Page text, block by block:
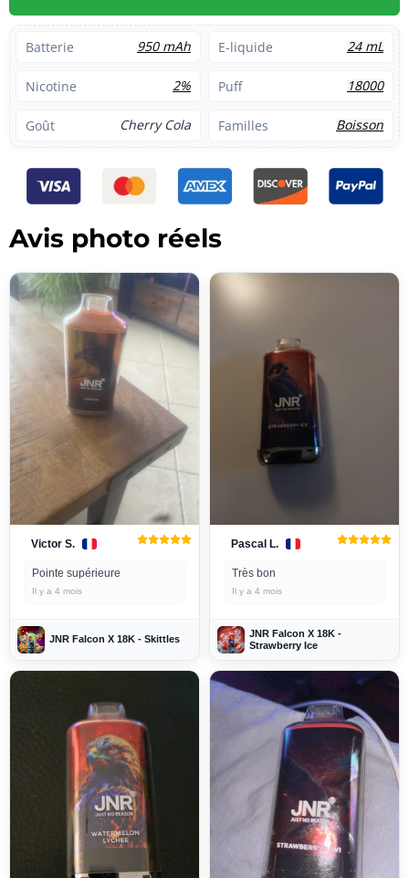
Batterie 950 mAh E-liquide 24 mL
Nicotine 2% Puff 18000
Goût Cherry Cola Familles Boisson
Avis photo réels
Victor S.
Pointe supérieure
Il y a 4 mois
JNR Falcon X 18K - Skittles
Pascal L.
Très bon
Il y a 4 mois
JNR Falcon X 18K -
Strawberry Ice